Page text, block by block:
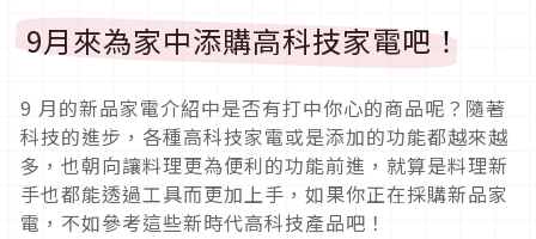
9月來為家中添購高科技家電吧！
9 月的新品家電介紹中是否有打中你心的商品呢？隨著
科技的進步，各種高科技家電或是添加的功能都越來越
多，也朝向讓料理更為便利的功能前進，就算是料理新
手也都能透過工具而更加上手，如果你正在採購新品家
電，不如參考這些新時代高科技產品吧！